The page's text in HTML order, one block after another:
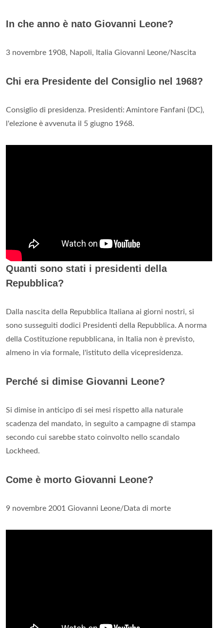
In che anno è nato Giovanni Leone?
3 novembre 1908, Napoli, Italia Giovanni Leone/Nascita
Chi era Presidente del Consiglio nel 1968?
Consiglio di presidenza. Presidenti: Amintore Fanfani (DC),
l'elezione è avvenuta il 5 giugno 1968.
Quanti sono stati i presidenti della
Repubblica?
Dalla nascita della Repubblica Italiana ai giorni nostri, si
sono susseguiti dodici Presidenti della Repubblica. A norma
della Costituzione repubblicana, in Italia non è previsto,
almeno in via formale, l'istituto della vicepresidenza.
Perché si dimise Giovanni Leone?
Si dimise in anticipo di sei mesi rispetto alla naturale
scadenza del mandato, in seguito a campagne di stampa
secondo cui sarebbe stato coinvolto nello scandalo
Lockheed.
Come è morto Giovanni Leone?
9 novembre 2001 Giovanni Leone/Data di morte